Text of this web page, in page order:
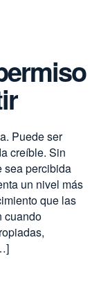
Puede ser
creíble. Sin
sea percibida
un nivel más
que las
cuando